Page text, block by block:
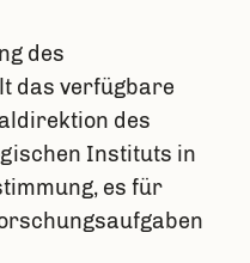
des
das verfügbare
des
Instituts in
es für